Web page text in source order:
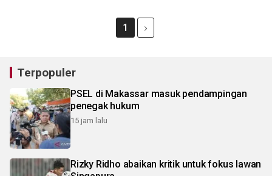
1
Terpopuler
PSEL di Makassar masuk pendampingan
penegak hukum
15 jam lalu
Rizky Ridho abaikan kritik untuk fokus lawan